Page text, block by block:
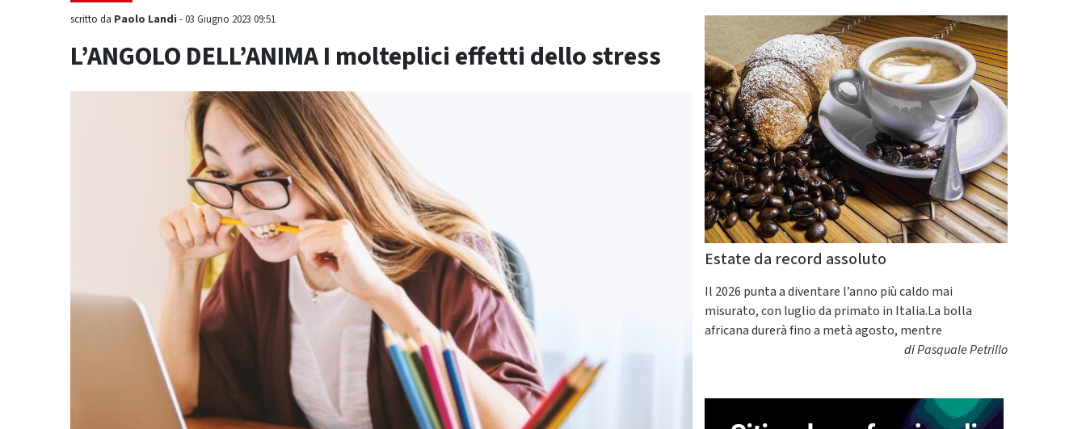
scritto da Paolo Landi -03 Giugno 2023 09:51
L’ANGOLO DELL’ANIMA I molteplici effetti dello stress
Estate da record assoluto
Il 2026 punta a diventare l’anno più caldo mai
misurato, con luglio da primato in Italia.La bolla
africana durerà fino a metà agosto, mentre
diPasquale Petrillo